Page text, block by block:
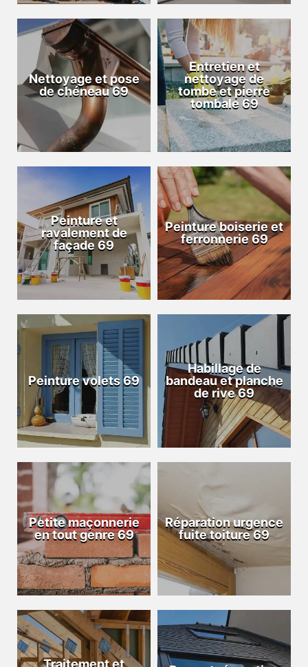
Nettoyage et pose
de chéneau 69
Entretien et
nettoyage de
tombe et pierre
tombale 69
Peinture et
ravalement de
façade 69
Peinture boiserie et
ferronnerie 69
Peinture volets 69
Habillage de
bandeau et planche
de rive 69
Petite maçonnerie
en tout genre 69
Réparation urgence
fuite toiture 69
Traitement et